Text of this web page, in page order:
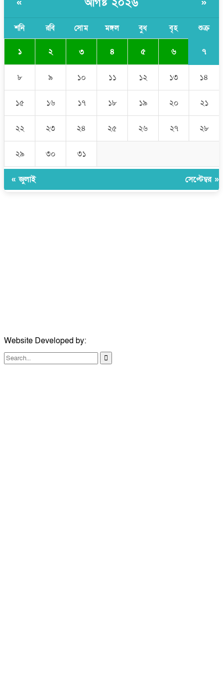
যে ডকুমেন্টারিতে আবু সাঈদের ছবি নেই, সেটা কোনো ডকুমেন্টারি নয়:
ভারপ্রাপ্ত রাষ্ট্রপতি
« »
শনি রবি সোম মঙ্গল বুধ বৃহ শুক্র
১ ২ ৩ ৪ ৫ ৬ ৭
৮ ৯ ১০ ১১ ১২ ১৩ ১৪
১৫ ১৬ ১৭ ১৮ ১৯ ২০ ২১
২২ ২৩ ২৪ ২৫ ২৬ ২৭ ২৮
২৯ ৩০ ৩১
« জুলাই সেপ্টেম্বর »
Website Developed by: